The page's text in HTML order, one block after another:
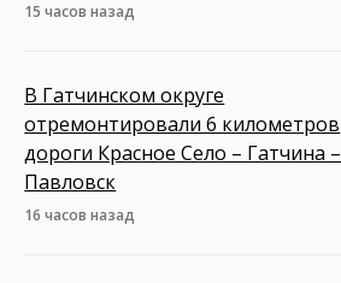
15 часов назад
В Гатчинском округе
отремонтировали 6 километров
дороги Красное Село – Гатчина –
Павловск
16 часов назад